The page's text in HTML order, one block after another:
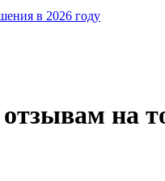
в 2026 году
на